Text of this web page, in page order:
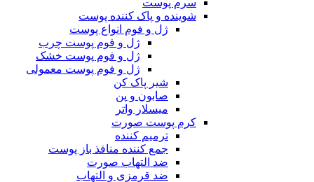
سرم پوست
شوینده و پاک کننده پوست
ژل و فوم انواع پوست
ژل و فوم پوست چرب
ژل و فوم پوست خشک
ژل و فوم پوست معمولی
شیر پاک کن
صابون و پن
میسلار واتر
کرم پوست صورت
ترمیم کننده
جمع کننده منافذ باز پوست
ضد التهاب صورت
ضد قرمزی و التهاب